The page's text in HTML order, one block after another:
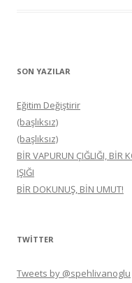
SON YAZILAR
Eğitim Değiştirir
(başlıksız)
(başlıksız)
BİR VAPURUN ÇIĞLIĞI, BİR
IŞIĞI
BİR DOKUNUŞ, BİN UMUT!
TWITTER
Tweets by @spehlivanoglu